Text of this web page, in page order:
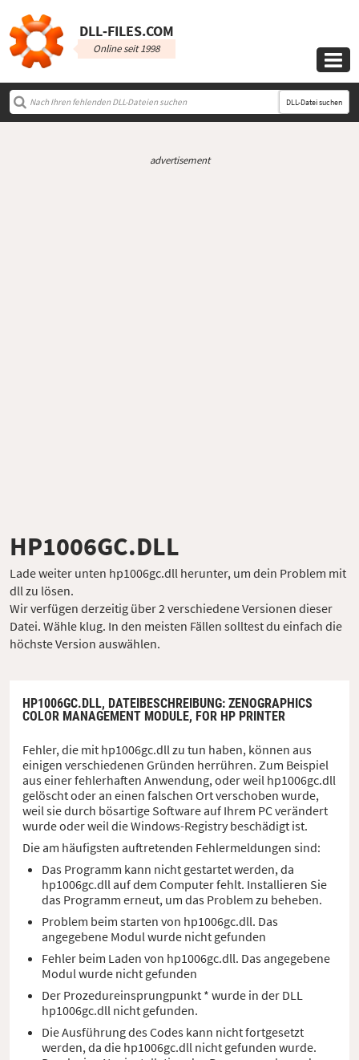
DLL‑FILES.COM
Online seit 1998

DLL-Datei suchen
advertisement
HP1006GC.DLL
Lade weiter unten hp1006gc.dll herunter, um dein Problem mit
dll zu lösen.
Wir verfügen derzeitig über 2 verschiedene Versionen dieser
Datei. Wähle klug. In den meisten Fällen solltest du einfach die
höchste Version auswählen.
HP1006GC.DLL, DATEIBESCHREIBUNG: ZENOGRAPHICS
COLOR MANAGEMENT MODULE, FOR HP PRINTER
Fehler, die mit hp1006gc.dll zu tun haben, können aus
einigen verschiedenen Gründen herrühren. Zum Beispiel
aus einer fehlerhaften Anwendung, oder weil hp1006gc.dll
gelöscht oder an einen falschen Ort verschoben wurde,
weil sie durch bösartige Software auf Ihrem PC verändert
wurde oder weil die Windows-Registry beschädigt ist.
Die am häufigsten auftretenden Fehlermeldungen sind:
Das Programm kann nicht gestartet werden, da
hp1006gc.dll auf dem Computer fehlt. Installieren Sie
das Programm erneut, um das Problem zu beheben.
Problem beim starten von hp1006gc.dll. Das
angegebene Modul wurde nicht gefunden
Fehler beim Laden von hp1006gc.dll. Das angegebene
Modul wurde nicht gefunden
Der Prozedureinsprungpunkt * wurde in der DLL
hp1006gc.dll nicht gefunden.
Die Ausführung des Codes kann nicht fortgesetzt
werden, da die hp1006gc.dll nicht gefunden wurde.